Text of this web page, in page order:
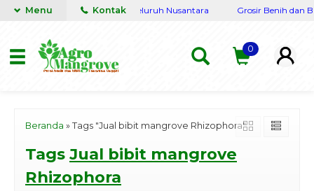
Terpercaya siap kirim seluruh Nusantara Grosir Benih dan
Menu Kontak
0
Beranda » Tags "Jual bibit mangrove Rhizophora"
Tags Jual bibit mangrove
Rhizophora